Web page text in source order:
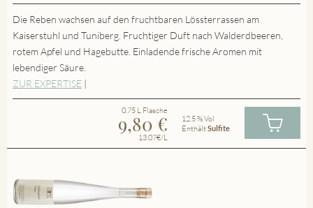
Die Reben wachsen auf den fruchtbaren Lössterrassen am
Kaiserstuhl und Tuniberg. Fruchtiger Duft nach Walderdbeeren,
rotem Apfel und Hagebutte. Einladende frische Aromen mit
lebendiger Säure.
ZUR EXPERTISE |
0.75 L Flasche
9,80 €
13.07€/L
12.5 % Vol
EnthältSulfite